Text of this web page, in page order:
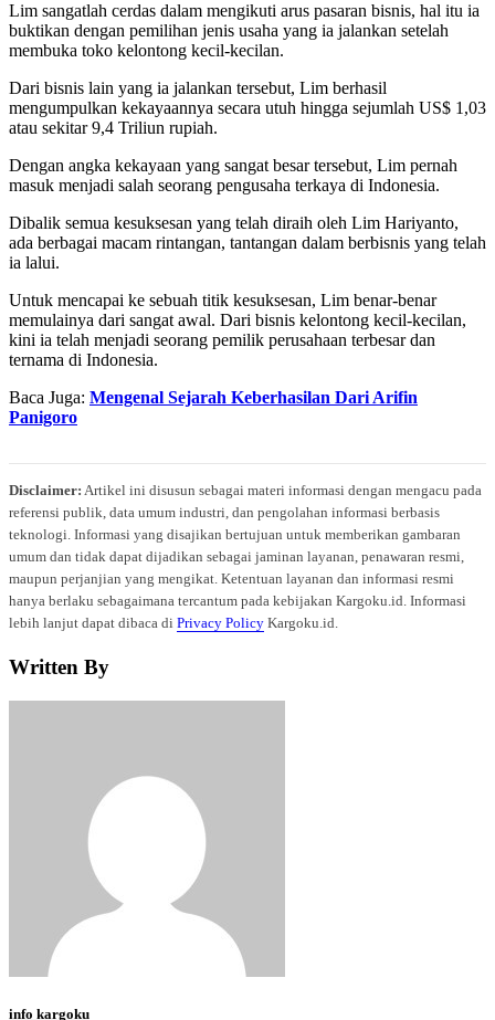
Lim sangatlah cerdas dalam mengikuti arus pasaran bisnis, hal itu ia
buktikan dengan pemilihan jenis usaha yang ia jalankan setelah
membuka toko kelontong kecil-kecilan.
Dari bisnis lain yang ia jalankan tersebut, Lim berhasil
mengumpulkan kekayaannya secara utuh hingga sejumlah US$ 1,03
atau sekitar 9,4 Triliun rupiah.
Dengan angka kekayaan yang sangat besar tersebut, Lim pernah
masuk menjadi salah seorang pengusaha terkaya di Indonesia.
Dibalik semua kesuksesan yang telah diraih oleh Lim Hariyanto,
ada berbagai macam rintangan, tantangan dalam berbisnis yang telah
ia lalui.
Untuk mencapai ke sebuah titik kesuksesan, Lim benar-benar
memulainya dari sangat awal. Dari bisnis kelontong kecil-kecilan,
kini ia telah menjadi seorang pemilik perusahaan terbesar dan
ternama di Indonesia.
Baca Juga: Mengenal Sejarah Keberhasilan Dari Arifin
Panigoro
Disclaimer: Artikel ini disusun sebagai materi informasi dengan mengacu pada
referensi publik, data umum industri, dan pengolahan informasi berbasis
teknologi. Informasi yang disajikan bertujuan untuk memberikan gambaran
umum dan tidak dapat dijadikan sebagai jaminan layanan, penawaran resmi,
maupun perjanjian yang mengikat. Ketentuan layanan dan informasi resmi
hanya berlaku sebagaimana tercantum pada kebijakan Kargoku.id. Informasi
lebih lanjut dapat dibaca di Privacy Policy Kargoku.id.
Written By
info kargoku